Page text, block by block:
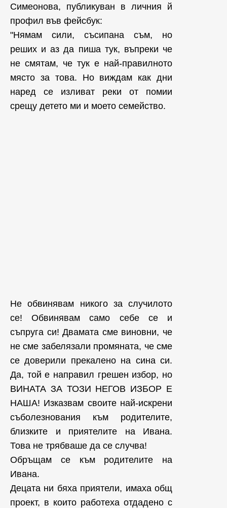
Симеонова, публикуван в личния й
профил във фейсбук:
"Нямам сили, съсипана съм, но
реших и аз да пиша тук, въпреки че
не смятам, че тук е най-правилното
място за това. Но виждам как дни
наред се изливат реки от помии
срещу детето ми и моето семейство.
Не обвинявам никого за случилото
се! Обвинявам само себе се и
съпруга си! Двамата сме виновни, че
не сме забелязали промяната, че сме
се доверили прекалено на сина си.
Да, той е направил грешен избор, но
ВИНАТА ЗА ТОЗИ НЕГОВ ИЗБОР Е
НАША! Изказвам своите най-искрени
съболезнования към родителите,
близките и приятелите на Ивана.
Това не трябваше да се случва!
Обръщам се към родителите на
Ивана.
Децата ни бяха приятели, имаха общ
проект, в които работеха отдадено с